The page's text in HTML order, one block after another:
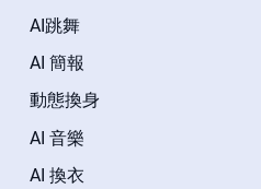
AI跳舞
AI 簡報
動態換身
AI 音樂
AI 換衣